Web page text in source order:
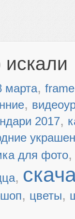
марта, frame
,
2017,
для фото
,
, цветы,